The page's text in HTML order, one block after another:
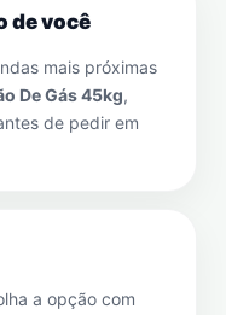
de você
mais próximas
De Gás 45kg,
de pedir em
a opção com